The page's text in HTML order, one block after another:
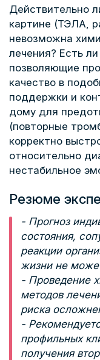
Действительно
картине (ТЭЛА,
невозможна
лечения? Есть
позволяющие
качество в
поддержки и
дому для
(повторные
корректно
относительно
нестабильное
Резюме
- Прогноз
состояния,
реакции
жизни не
- Проведение
методов
риска
-
профильных
получения